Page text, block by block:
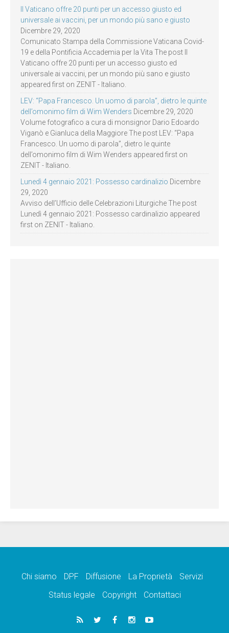
Il Vaticano offre 20 punti per un accesso giusto ed
universale ai vaccini, per un mondo più sano e giusto
Dicembre 29, 2020
Comunicato Stampa della Commissione Vaticana Covid-
19 e della Pontificia Accademia per la Vita The post Il
Vaticano offre 20 punti per un accesso giusto ed
universale ai vaccini, per un mondo più sano e giusto
appeared first on ZENIT - Italiano.
LEV: “Papa Francesco. Un uomo di parola”, dietro le quinte
dell’omonimo film di Wim Wenders Dicembre 29, 2020
Volume fotografico a cura di monsignor Dario Edoardo
Viganò e Gianluca della Maggiore The post LEV: “Papa
Francesco. Un uomo di parola”, dietro le quinte
dell’omonimo film di Wim Wenders appeared first on
ZENIT - Italiano.
Lunedì 4 gennaio 2021: Possesso cardinalizio Dicembre
29, 2020
Avviso dell’Ufficio delle Celebrazioni Liturgiche The post
Lunedì 4 gennaio 2021: Possesso cardinalizio appeared
first on ZENIT - Italiano.
Chi siamo DPF Diffusione La Proprietà
Servizi
Status legale
Copyright Contattaci